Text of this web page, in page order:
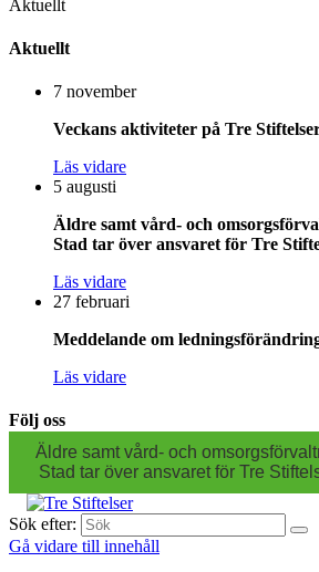
Aktuellt
Aktuellt
7 november
Veckans aktiviteter på Tre
Läs vidare
5 augusti
Äldre samt vård- och
Stad tar över ansvaret för Tre
Läs vidare
27 februari
Meddelande om
Läs vidare
Följ oss
Äldre samt vård- och
Stad tar över ansvaret för Tre
Sök efter:
Gå vidare till innehåll